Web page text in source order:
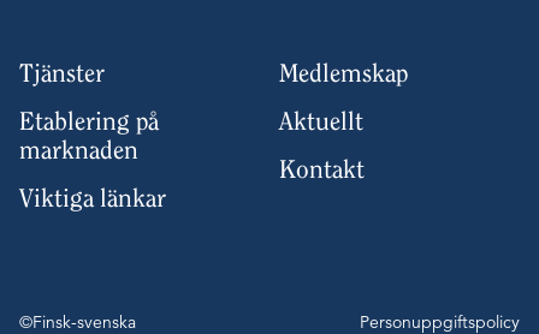
Tjänster
Etablering på
marknaden
Viktiga länkar
Medlemskap
Aktuellt
Kontakt
Personuppgiftspolicy
©Finsk-svenska